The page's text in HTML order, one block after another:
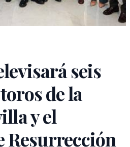
seis
de la
y el
Resurrección